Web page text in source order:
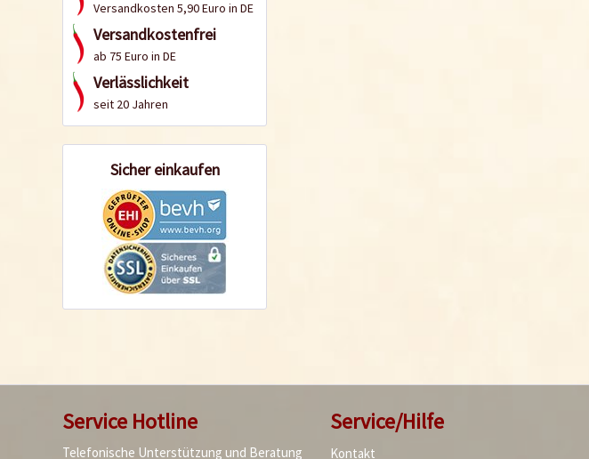
Versandkosten 5,90 Euro in DE
Versandkostenfrei
ab 75 Euro in DE
Verlässlichkeit
seit 20 Jahren
Sicher einkaufen
Service Hotline
Telefonische Unterstützung und Beratung
Service/Hilfe
Kontakt